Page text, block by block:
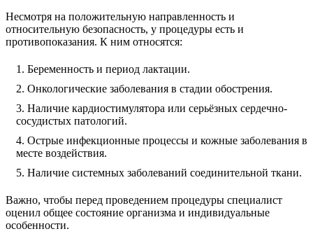
Несмотря на положительную направленность и
относительную безопасность, у процедуры есть и
противопоказания. К ним относятся:
Беременность и период лактации.
Онкологические заболевания в стадии обострения.
Наличие кардиостимулятора или серьёзных сердечно-
сосудистых патологий.
Острые инфекционные процессы и кожные заболевания в
месте воздействия.
Наличие системных заболеваний соединительной ткани.
Важно, чтобы перед проведением процедуры специалист
оценил общее состояние организма и индивидуальные
особенности.